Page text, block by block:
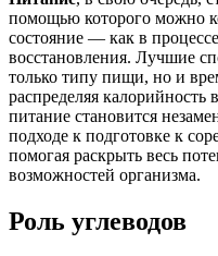
помощью которого можно
состояние — как в
восстановления. Лучшие
только типу пищи, но и
распределяя калорийность
питание становится
подходе к подготовке к
помогая раскрыть весь
возможностей организма.
Роль углеводов